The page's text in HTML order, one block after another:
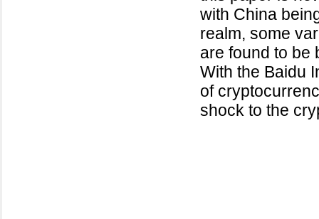
with China
realm, some
are found to be
With the Baidu
of
shock to the